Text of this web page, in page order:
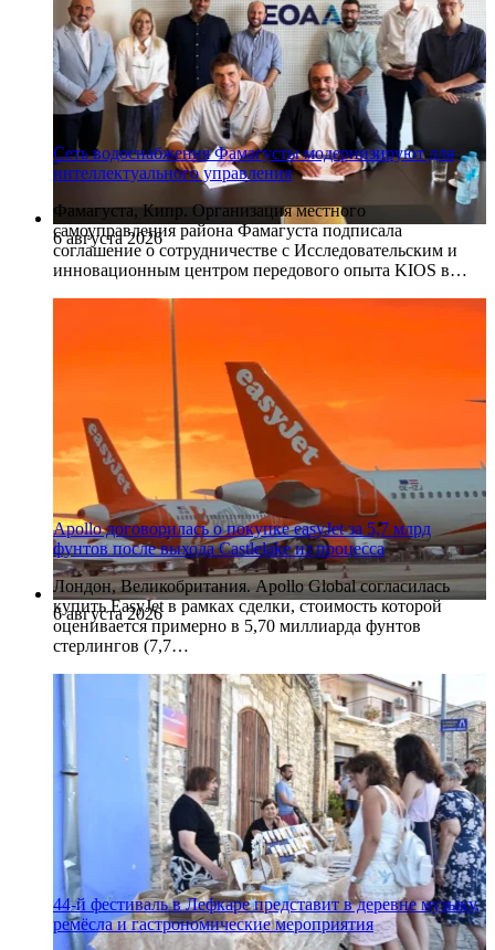
6 августа 2026
Сеть водоснабжения Фамагусты модернизируют для
интеллектуального управления
Фамагуста, Кипр. Организация местного
самоуправления района Фамагуста подписала
соглашение о сотрудничестве с Исследовательским и
инновационным центром передового опыта KIOS в…
6 августа 2026
Apollo договорилась о покупке easyJet за 5,7 млрд
фунтов после выхода Castlelake из процесса
Лондон, Великобритания. Apollo Global согласилась
купить EasyJet в рамках сделки, стоимость которой
оценивается примерно в 5,70 миллиарда фунтов
стерлингов (7,7…
44-й фестиваль в Лефкаре представит в деревне музыку,
ремёсла и гастрономические мероприятия